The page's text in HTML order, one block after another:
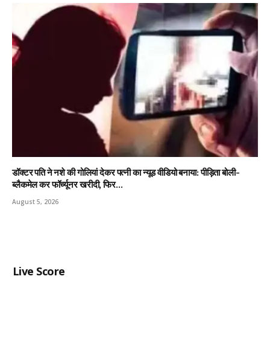
डॉक्टर पति ने नशे की गोलियां देकर पत्नी का न्यूड वीडियो बनाया: पीड़िता बोली-
ब्लैकमेल कर फॉर्च्यूनर खरीदी, फिर…
August 5, 2026
Live Score